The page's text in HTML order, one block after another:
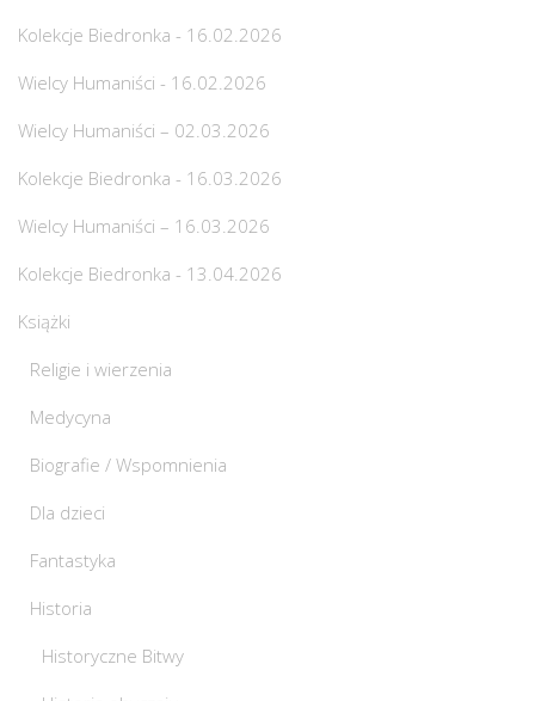
Kolekcje Biedronka - 16.02.2026
Wielcy Humaniści - 16.02.2026
Wielcy Humaniści – 02.03.2026
Kolekcje Biedronka - 16.03.2026
Wielcy Humaniści – 16.03.2026
Kolekcje Biedronka - 13.04.2026
Książki
Religie i wierzenia
Medycyna
Biografie / Wspomnienia
Dla dzieci
Fantastyka
Historia
Historyczne Bitwy